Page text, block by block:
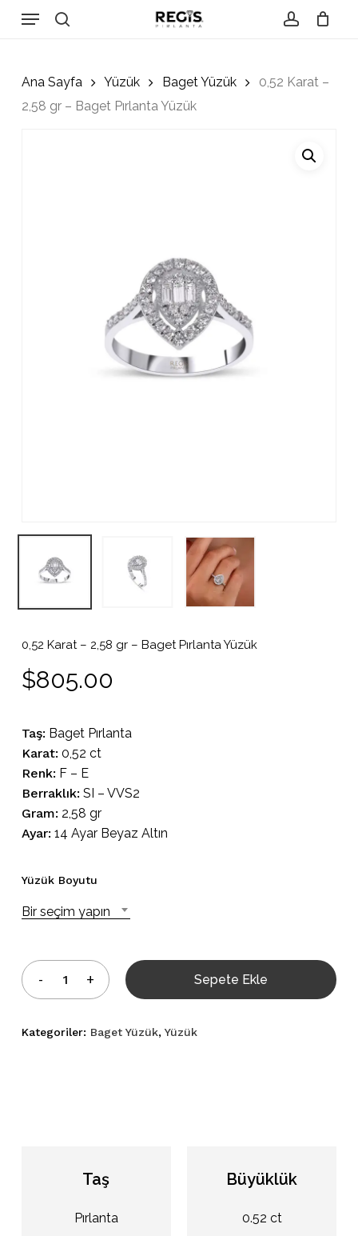
Menu
Ana Sayfa Yüzük Baget Yüzük
0,52 Karat –
2,58 gr – Baget Pırlanta Yüzük
0,52 Karat – 2,58 gr – Baget Pırlanta Yüzük
$805.00
Taş: Baget Pırlanta
Karat: 0,52 ct
Renk: F – E
Berraklık: SI – VVS2
Gram: 2,58 gr
Ayar: 14 Ayar Beyaz Altın
Yüzük Boyutu
Bir seçim yapın
Sepete Ekle
Kategoriler: Baget Yüzük, Yüzük
Taş
Pırlanta
Büyüklük
0.52 ct